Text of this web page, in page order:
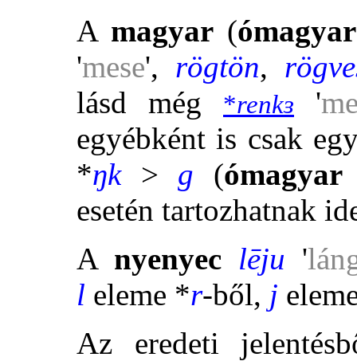
A magyar(ómagyar
'mese', rögtön,
lásd még
*renkɜ '
egyébként is csak
*ŋk> g (
esetén tartozhatnak
A nyenyec lēju '
l eleme *r-ből, j
Az eredeti